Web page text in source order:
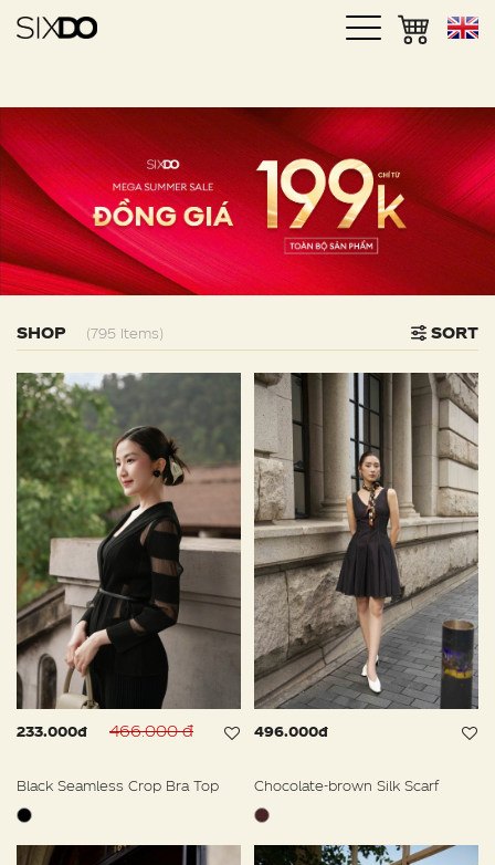
SHOP (795 Items) SORT
233.000đ 466.000 đ
Black Seamless Crop Bra Top
496.000đ
Chocolate-brown Silk Scarf